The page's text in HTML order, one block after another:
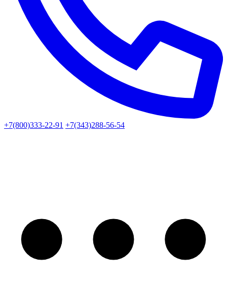
+7(800)333-22-91 +7(343)288-56-54